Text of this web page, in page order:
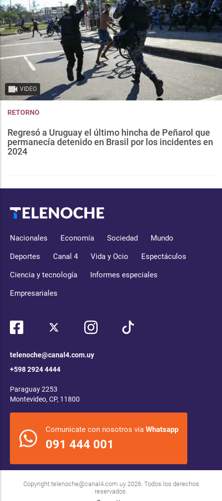
VIDEO
RETORNO
Regresó a Uruguay el último hincha de Peñarol que
permanecía detenido en Brasil por los incidentes en
2024
Nacionales Economía Sociedad Mundo
Deportes Canal 4 Vida y Ocio Espectáculos
Ciencia y tecnología Informes especiales
Empresariales
telenoche@canal4.com.uy
+598 2924 4444
Paraguay 2253
Montevideo, CP, 11800
Comunicate con nosotros via Whatsapp
091 444 001
Copyright telenoche@canal4.com.uy2026. Todos los derechos
reservados.